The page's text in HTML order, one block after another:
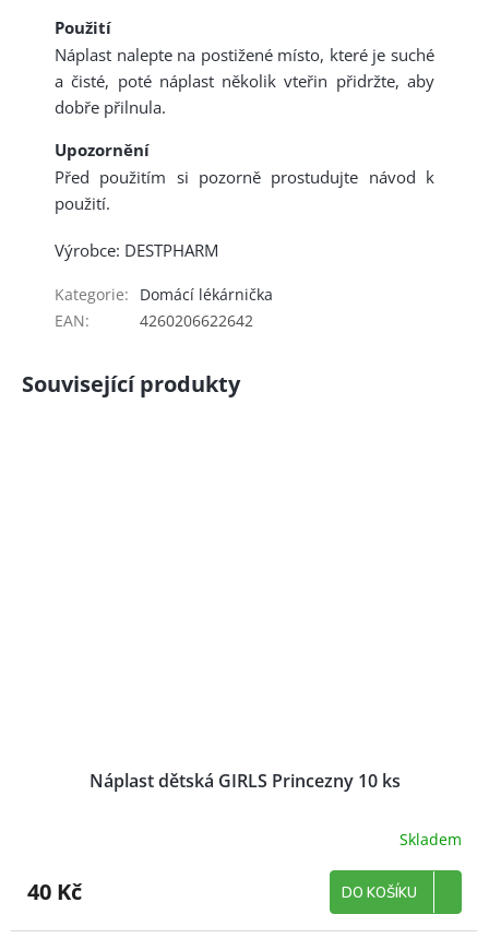
Použití
Náplast nalepte na postižené místo, které je suché
a čisté, poté náplast několik vteřin přidržte, aby
dobře přilnula.
Upozornění
Před použitím si pozorně prostudujte návod k
použití.
Výrobce: DESTPHARM
Kategorie:
Domácí lékárnička
EAN: 4260206622642
Související produkty
Náplast dětská GIRLS Princezny 10 ks
Skladem
40 Kč DO KOŠÍKU